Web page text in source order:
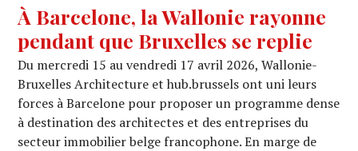
À Barcelone, la Wallonie rayonne
pendant que Bruxelles se replie
Du mercredi 15 au vendredi 17 avril 2026, Wallonie-
Bruxelles Architecture et hub.brussels ont uni leurs
forces à Barcelone pour proposer un programme dense
à destination des architectes et des entreprises du
secteur immobilier belge francophone. En marge de